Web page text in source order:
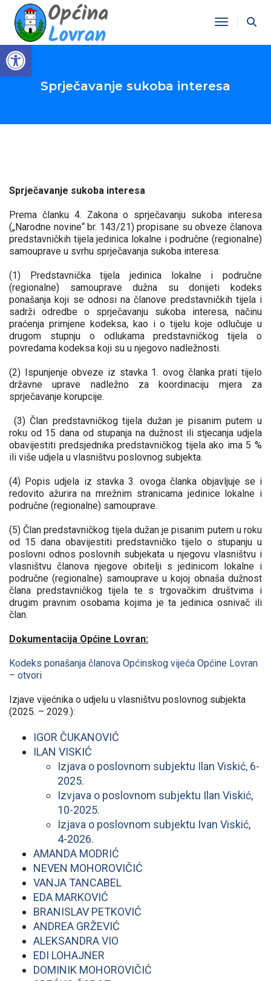
Open toolbar
Toggle
Sprječavanje sukoba interesa
Sprječavanje sukoba interesa
Prema članku 4. Zakona o sprječavanju sukoba interesa
(„Narodne novine“ br. 143/21) propisane su obveze članova
predstavničkih tijela jedinica lokalne i područne (regionalne)
samouprave u svrhu sprječavanja sukoba interesa:
(1) Predstavnička tijela jedinica lokalne i područne
(regionalne) samouprave dužna su donijeti kodeks
ponašanja koji se odnosi na članove predstavničkih tijela i
sadrži odredbe o sprječavanju sukoba interesa, načinu
praćenja primjene kodeksa, kao i o tijelu koje odlučuje u
drugom stupnju o odlukama predstavničkog tijela o
povredama kodeksa koji su u njegovo nadležnosti.
(2) Ispunjenje obveze iz stavka 1. ovog članka prati tijelo
državne uprave nadležno za koordinaciju mjera za
sprječavanje korupcije.
(3) Član predstavničkog tijela dužan je pisanim putem u
roku od 15 dana od stupanja na dužnost ili stjecanja udjela
obavijestiti predsjednika predstavničkog tijela ako ima 5 %
ili više udjela u vlasništvu poslovnog subjekta.
(4) Popis udjela iz stavka 3. ovoga članka objavljuje se i
redovito ažurira na mrežnim stranicama jedinice lokalne i
područne (regionalne) samouprave.
(5) Član predstavničkog tijela dužan je pisanim putem u roku
od 15 dana obavijestiti predstavničko tijelo o stupanju u
poslovni odnos poslovnih subjekata u njegovu vlasništvu i
vlasništvu članova njegove obitelji s jedinicom lokalne i
područne (regionalne) samouprave u kojoj obnaša dužnost
člana predstavničkog tijela te s trgovačkim društvima i
drugim pravnim osobama kojima je ta jedinica osnivač ili
član.
Dokumentacija Općine Lovran:
Kodeks ponašanja članova Općinskog vijeća Općine Lovran
– otvori
Izjave vijećnika o udjelu u vlasništvu poslovnog subjekta
(2025. – 2029.):
IGOR ČUKANOVIĆ
ILAN VISKIĆ
Izjava o poslovnom subjektu Ilan Viskić, 6-
2025.
Izvjava o poslovnom subjektu Ilan Viskić,
10-2025.
Izjava o poslovnom subjektu Ivan Viskić,
4-2026.
AMANDA MODRIĆ
NEVEN MOHOROVIČIĆ
VANJA TANCABEL
EDA MARKOVIĆ
BRANISLAV PETKOVIĆ
ANDREA GRŽEVIĆ
ALEKSANDRA VIO
EDI LOHAJNER
DOMINIK MOHOROVIČIĆ